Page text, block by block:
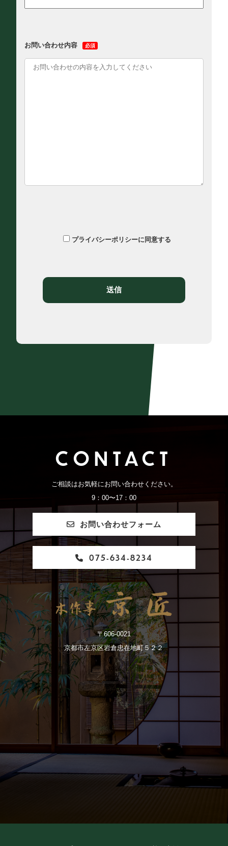
お問い合わせ内容 必須
プライバシーポリシーに同意する
CONTACT
ご相談はお気軽にお問い合わせください。
9：00〜17：00
お問い合わせフォーム
075-634-8234
〒606-0021
京都市左京区岩倉忠在地町５２２